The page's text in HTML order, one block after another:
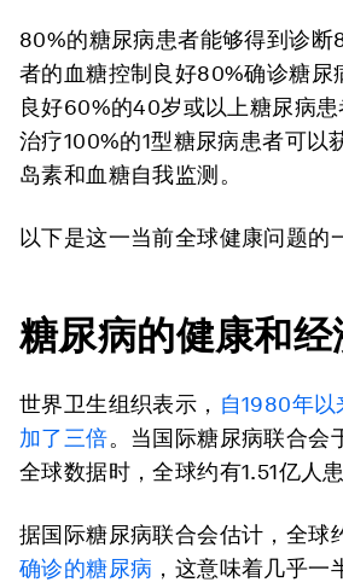
80%的糖尿病患者能够得到诊断
者的血糖控制良好80%确诊糖尿
良好60%的40岁或以上糖尿病
治疗100%的1型糖尿病患者可以
岛素和血糖自我监测。
以下是这一当前全球健康问题的
糖尿病的健康和
世界卫生组织表示， 自1980年
加了三倍。当国际糖尿病联合会
全球数据时，全球约有1.51亿人
据国际糖尿病联合会估计，全球
确诊的糖尿病 ，这意味着几乎一